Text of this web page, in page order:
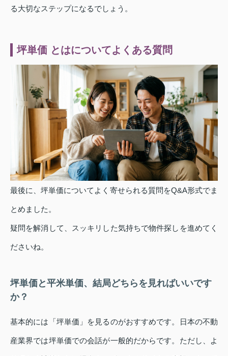
る大切なステップになるでしょう。
坪単価 とはについてよくある質問
最後に、坪単価についてよく寄せられる質問をQ&A形式でま
とめました。
疑問を解消して、スッキリした気持ちで物件探しを進めてく
ださいね。
坪単価と平米単価、結局どちらを見ればいいです
か？
基本的には「坪単価」を見るのがおすすめです。日本の不動
産業界では坪単価での会話が一般的だからです。ただし、よ